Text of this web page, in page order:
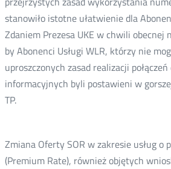
stanowiło istotne ułatwienie dla
Zdaniem Prezesa UKE w chwili obecnej
by Abonenci Usługi WLR, którzy nie
uproszczonych zasad realizacji
informacyjnych byli postawieni w
TP.
Zmiana Oferty SOR w zakresie usług o
(Premium Rate), również objętych